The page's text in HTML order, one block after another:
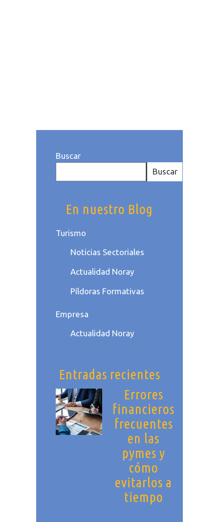
Buscar
Buscar
En nuestro Blog
Turismo
Noticias Sectoriales
Actualidad Noray
Píldoras Formativas
Empresa
Actualidad Noray
Entradas recientes
Errores
financieros
frecuentes
en las
pymes y
cómo
evitarlos a
tiempo